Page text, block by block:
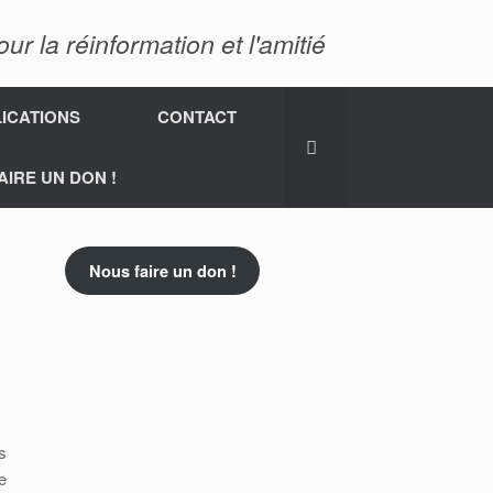
la réinformation et l'amitié
CONTACT
UN DON !
Nous faire un don !